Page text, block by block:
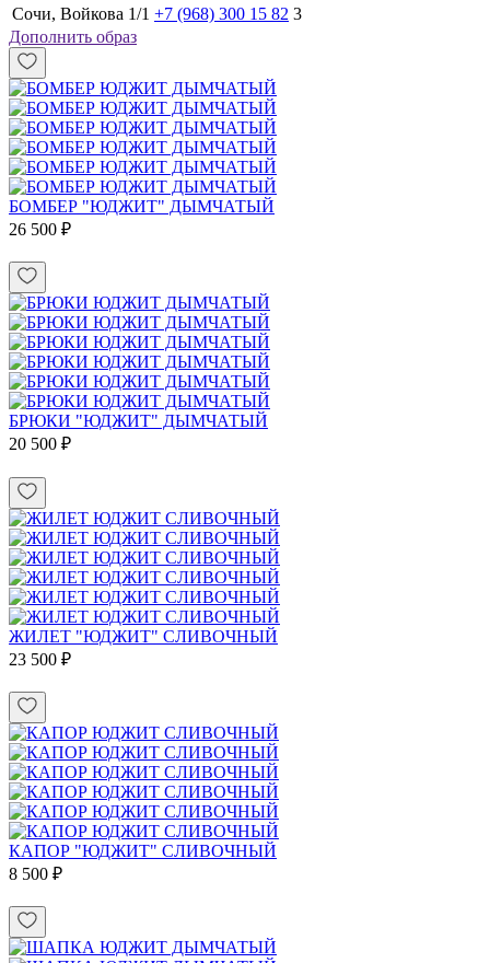
Сочи, Войкова 1/1 +7 (968) 300 15 82 3
Дополнить образ
БОМБЕР "ЮДЖИТ" ДЫМЧАТЫЙ
26 500 ₽
БРЮКИ "ЮДЖИТ" ДЫМЧАТЫЙ
20 500 ₽
ЖИЛЕТ "ЮДЖИТ" СЛИВОЧНЫЙ
23 500 ₽
КАПОР "ЮДЖИТ" СЛИВОЧНЫЙ
8 500 ₽